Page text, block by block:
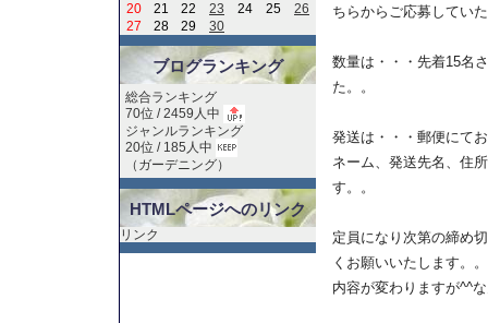
ちらからご応募してい
数量は・・・先着15名
た。。
発送は・・・郵便にて
ネーム、発送先名、住
す。。
定員になり次第の締め
くお願いいたします。
内容が変わりますが^^
20
21 22 23 24 25
26
27
28 29 30
ブログランキング
総合ランキング
70位 / 2459人中
ジャンルランキング
20位 / 185人中
（ ガーデニング）
HTMLページへのリンク
リンク